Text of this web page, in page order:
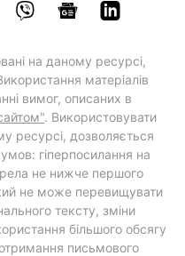
на даному ресурсі,
матеріалів
вимог, описаних в
. Використовувати
ресурсі, дозволяється
гіперпосилання на
не нижче першого
не може перевищувати
тексту, зміни
більшого обсягу
письмового